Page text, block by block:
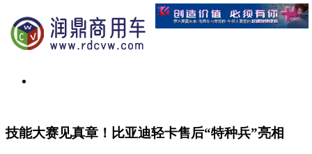
技能大赛见真章！比亚迪轻卡售后“特种兵”亮相